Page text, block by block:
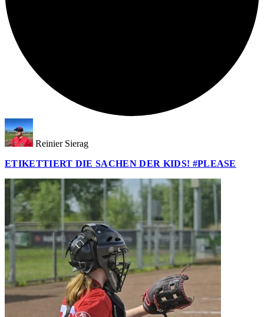
Reinier Sierag
ETIKETTIERT DIE SACHEN DER KIDS! #PLEASE